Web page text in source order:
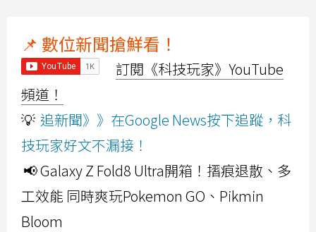
📌 數位新聞搶鮮看！
訂閱《科技玩家》YouTube
頻道！
💡 追新聞》》在Google News按下追蹤，科
技玩家好文不漏接！
📢 Galaxy Z Fold8 Ultra開箱！摺痕退散、多
工效能 同時爽玩Pokemon GO、Pikmin
Bloom